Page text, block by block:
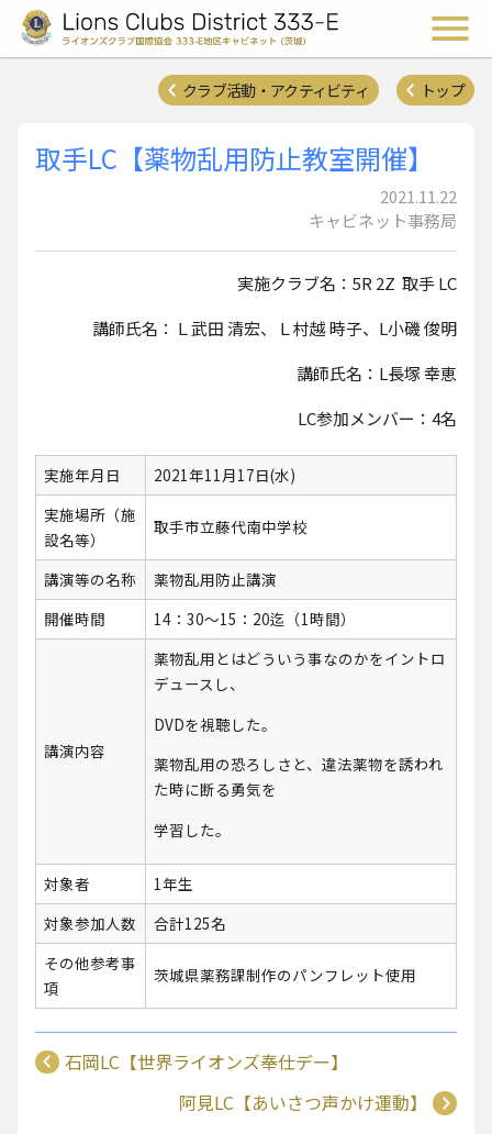
ライオンズクラ
トップ
クラブ活動・アクティビティ
取手LC【薬物乱用防止教室開催】
2021.11.22
キャビネット事務局
実施クラブ名：5R 2Z 取手 LC
講師氏名：Ｌ武田 清宏、Ｌ村越 時子、L小磯 俊明
講師氏名：L長塚 幸恵
LC参加メンバー：4名
実施年月日
2021年11月17日(水)
実施場所（施
設名等）
取手市立藤代南中学校
講演等の名称
薬物乱用防止講演
開催時間
14：30～15：20迄（1時間）
講演内容
薬物乱用とはどういう事なのかをイントロ
デュースし、
DVDを視聴した。
薬物乱用の恐ろしさと、違法薬物を誘われ
た時に断る勇気を
学習した。
対象者
1年生
対象参加人数
合計125名
その他参考事
項
茨城県薬務課制作のパンフレット使用
石岡LC【世界ライオンズ奉仕デー】
阿見LC【あいさつ声かけ運動】